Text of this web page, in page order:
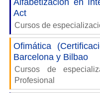
Alfabetización en
Act
Cursos de
Ofimática
Barcelona y Bilbao
Cursos de
Profesional